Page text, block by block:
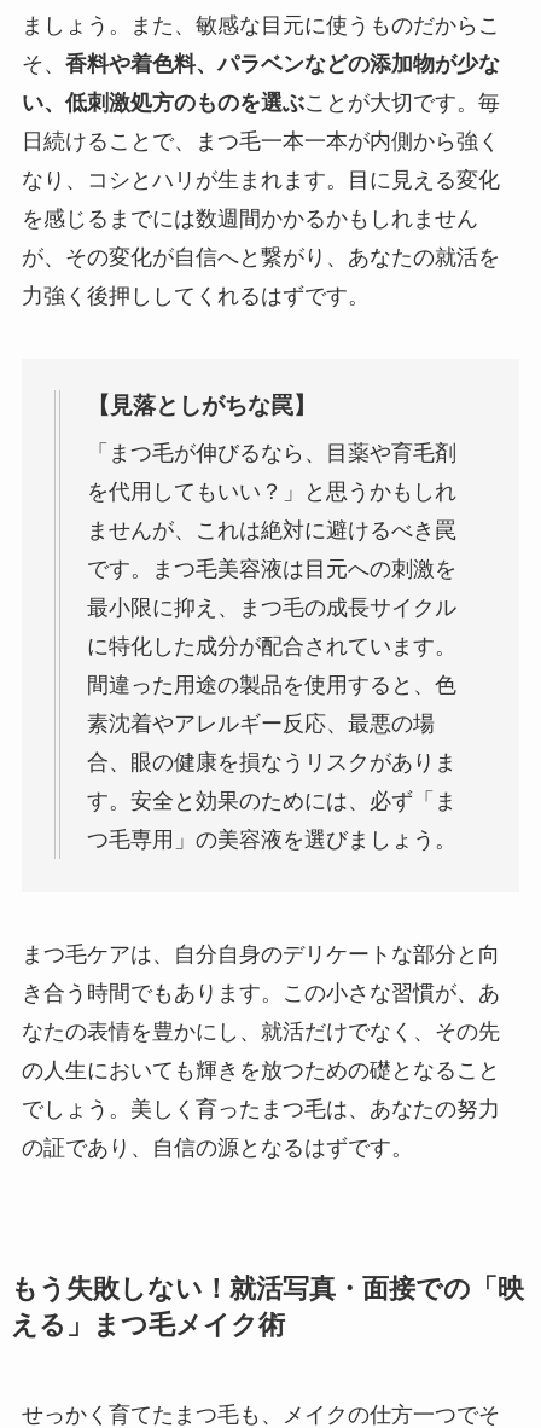
ましょう。また、敏感な目元に使うものだからこ
そ、 香料や着色料、パラベンなどの添加物が少な
い、低刺激処方のものを選ぶことが大切です。毎
日続けることで、まつ毛一本一本が内側から強く
なり、コシとハリが生まれます。目に見える変化
を感じるまでには数週間かかるかもしれません
が、その変化が自信へと繋がり、あなたの就活を
力強く後押ししてくれるはずです。
【見落としがちな罠】
「まつ毛が伸びるなら、目薬や育毛剤
を代用してもいい？」と思うかもしれ
ませんが、これは絶対に避けるべき罠
です。まつ毛美容液は目元への刺激を
最小限に抑え、まつ毛の成長サイクル
に特化した成分が配合されています。
間違った用途の製品を使用すると、色
素沈着やアレルギー反応、最悪の場
合、眼の健康を損なうリスクがありま
す。安全と効果のためには、必ず「ま
つ毛専用」の美容液を選びましょう。
まつ毛ケアは、自分自身のデリケートな部分と向
き合う時間でもあります。この小さな習慣が、あ
なたの表情を豊かにし、就活だけでなく、その先
の人生においても輝きを放つための礎となること
でしょう。美しく育ったまつ毛は、あなたの努力
の証であり、自信の源となるはずです。
もう失敗しない！就活写真・面接での「映
える」まつ毛メイク術
せっかく育てたまつ毛も、メイクの仕方一つでそ